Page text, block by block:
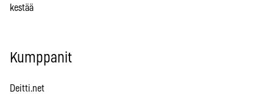
kestää
Kumppanit
Deitti.net